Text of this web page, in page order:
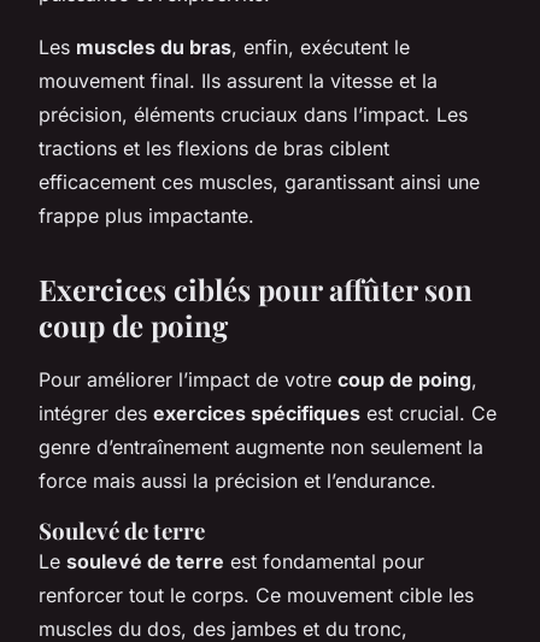
Les muscles du bras, enfin, exécutent le
mouvement final. Ils assurent la vitesse et la
précision, éléments cruciaux dans l’impact. Les
tractions et les flexions de bras ciblent
efficacement ces muscles, garantissant ainsi une
frappe plus impactante.
Exercices ciblés pour affûter son
coup de poing
Pour améliorer l’impact de votre coup de poing,
intégrer des exercices spécifiques est crucial. Ce
genre d’entraînement augmente non seulement la
force mais aussi la précision et l’endurance.
Soulevé de terre
Le soulevé de terre est fondamental pour
renforcer tout le corps. Ce mouvement cible les
muscles du dos, des jambes et du tronc,